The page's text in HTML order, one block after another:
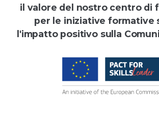
il valore del nostro centro di
per le iniziative formative
l'impatto positivo sulla